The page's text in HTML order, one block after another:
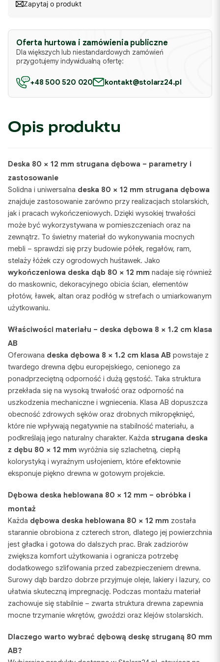
Zapytaj o produkt
Oferta hurtowa i zamówienia publiczne
Dla większych lub niestandardowych zamówień
przygotujemy indywidualną ofertę:
+48 500 520 020 kontakt@stolarz24.pl
Opis produktu
Deska 80 × 12 mm strugana dębowa – parametry i
zastosowanie
Solidna i uniwersalna deska 80 × 12 mm strugana dębowa
znajduje zastosowanie zarówno przy realizacjach stolarskich,
jak i pracach wykończeniowych. Dzięki wysokiej trwałości
może być wykorzystywana w pomieszczeniach oraz na
zewnątrz. To świetny materiał do wykonywania mocnych
mebli – sprawdzi się przy budowie półek, regałów, ram,
stelaży łóżek czy ogrodowych huśtawek. Jako
wykończeniowa deska dąb 80 × 12 mm nadaje się również
do maskownic, dekoracyjnego obicia ścian, elementów
płotów, ławek, altan oraz podłóg w strefach o umiarkowanym
użytkowaniu.
Właściwości materiału – deska dębowa 8 × 1.2 cm klasa
AB
Oferowana deska dębowa 8 × 1.2 cm klasa AB powstaje z
twardego drewna dębu europejskiego, cenionego za
ponadprzeciętną odporność i dużą gęstość. Taka struktura
przekłada się na wysoką trwałość oraz odporność na
uszkodzenia mechaniczne i wgniecenia. Klasa AB dopuszcza
obecność zdrowych sęków oraz drobnych mikropęknięć,
które nie wpływają negatywnie na stabilność materiału, a
podkreślają jego naturalny charakter. Każda strugana deska
z dębu 80 × 12 mm wyróżnia się szlachetną, ciepłą
kolorystyką i wyraźnym usłojeniem, które efektownie
eksponuje piękno drewna w gotowym projekcie.
Dębowa deska heblowana 80 × 12 mm – obróbka i
montaż
Każda dębowa deska heblowana 80 × 12 mm została
starannie obrobiona z czterech stron, dlatego jej powierzchnia
jest gładka i gotowa do dalszych prac. Brak zadziorów
zwiększa komfort użytkowania i ogranicza potrzebę
dodatkowego szlifowania przed zabezpieczeniem drewna.
Surowy dąb bardzo dobrze przyjmuje oleje, lakiery i lazury, co
ułatwia skuteczną impregnację. Podczas montażu materiał
zachowuje się stabilnie – zwarta struktura drewna zapewnia
mocne trzymanie wkrętów, gwoździ oraz klejów stolarskich.
Dlaczego warto wybrać dębową deskę struganą 80 mm
AB?